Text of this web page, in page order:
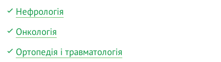
Нефрологія
Онкологія
Ортопедія і травматологія